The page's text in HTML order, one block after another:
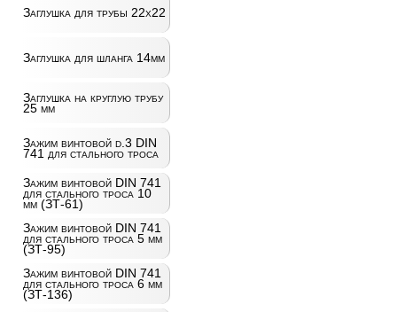
Заглушка для трубы 22х22
Заглушка для шланга 14мм
Заглушка на круглую трубу
25 мм
Зажим винтовой d.3 DIN
741 для стального троса
Зажим винтовой DIN 741
для стального троса 10
мм (ЗТ-61)
Зажим винтовой DIN 741
для стального троса 5 мм
(ЗТ-95)
Зажим винтовой DIN 741
для стального троса 6 мм
(ЗТ-136)